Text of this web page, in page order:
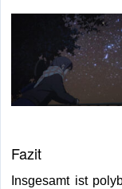
Fazit
Insgesamt ist